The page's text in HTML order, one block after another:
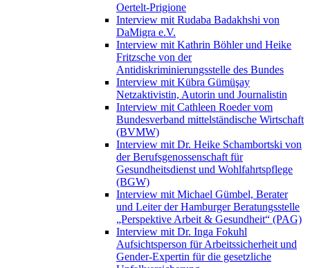
Oertelt-Prigione
Interview mit Rudaba Badakhshi von
DaMigra e.V.
Interview mit Kathrin Böhler und Heike
Fritzsche von der
Antidiskriminierungsstelle des Bundes
Interview mit Kübra Gümüşay
Netzaktivistin, Autorin und Journalistin
Interview mit Cathleen Roeder vom
Bundesverband mittelständische Wirtschaft
(BVMW)
Interview mit Dr. Heike Schambortski von
der Berufsgenossenschaft für
Gesundheitsdienst und Wohlfahrtspflege
(BGW)
Interview mit Michael Gümbel, Berater
und Leiter der Hamburger Beratungsstelle
„Perspektive Arbeit & Gesundheit“ (PAG)
Interview mit Dr. Inga Fokuhl
Aufsichtsperson für Arbeitssicherheit und
Gender-Expertin für die gesetzliche